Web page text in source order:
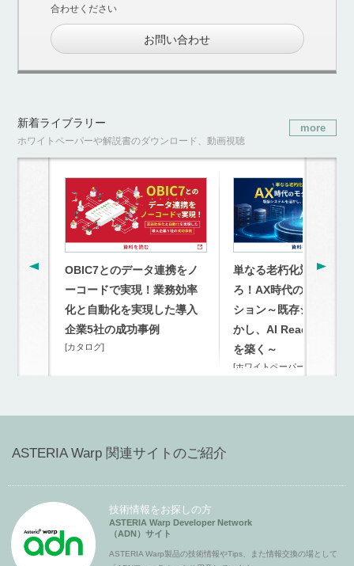
合わせください
お問い合わせ
新着ライブラリー
ホワイトペーパーや解説書のダウンロード、動画視聴
more
OBIC7とのデータ連携をノ
ーコードで実現！業務効率
化と自動化を実現した導入
企業5社の成功事例
[カタログ]
単なる老朽化対策を超
ろ！AX時代のモダナイ
ション～既存システム
かし、AI Readyな連携
を築く～
[ホワイトペーパー]
ASTERIA Warp 関連サイトのご紹介
技術情報をお探しの方
ASTERIA Warp Developer Network
（ADN）サイト
ASTERIA Warp製品の技術情報やTips、また情報交換の場として